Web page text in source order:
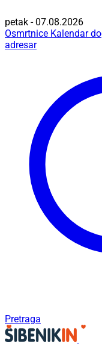
petak - 07.08.2026
Osmrtnice Kalendar
adresar
Pretraga